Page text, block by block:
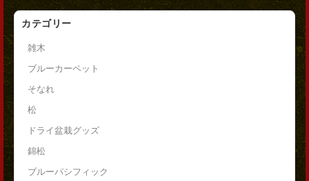
カテゴリー
雑木
ブルーカーペット
そなれ
松
ドライ盆栽グッズ
錦松
ブルーパシフィック